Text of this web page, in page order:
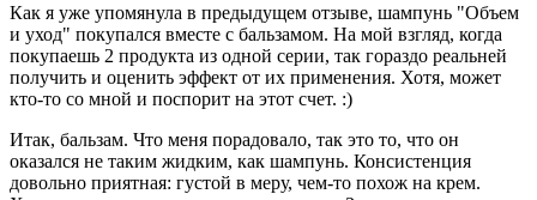
Как я уже упомянула в предыдущем отзыве, шампунь "Объем
и уход" покупался вместе с бальзамом. На мой взгляд, когда
покупаешь 2 продукта из одной серии, так гораздо реальней
получить и оценить эффект от их применения. Хотя, может
кто-то со мной и поспорит на этот счет. :)
Итак, бальзам. Что меня порадовало, так это то, что он
оказался не таким жидким, как шампунь. Консистенция
довольно приятная: густой в меру, чем-то похож на крем.